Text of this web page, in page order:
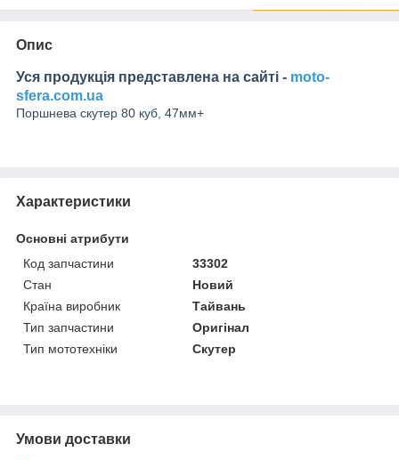
Опис
Уся продукція представлена на сайті - moto-
sfera.com.ua
Поршнева скутер 80 куб, 47мм+
Характеристики
Основні атрибути
Код запчастини
33302
Стан
Новий
Країна виробник
Тайвань
Тип запчастини
Оригінал
Тип мототехніки
Скутер
Умови доставки